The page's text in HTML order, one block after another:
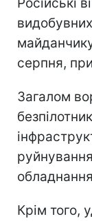
серпня,
Загалом
Крім того,